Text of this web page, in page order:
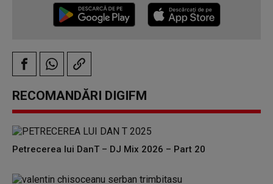
RECOMANDĂRI DIGIFM
Petrecerea lui DanT – DJ Mix 2026 – Part 20